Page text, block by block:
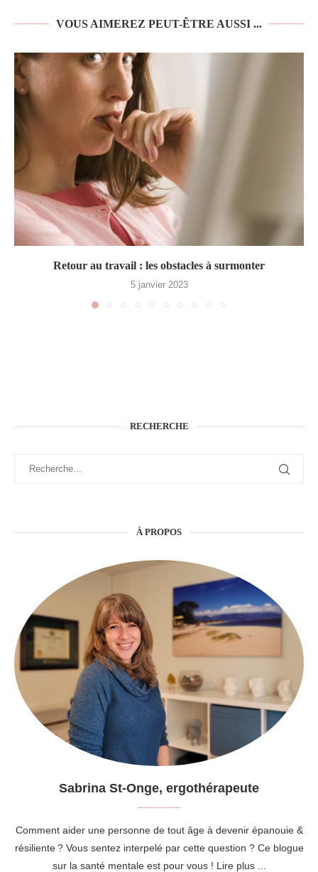
VOUS AIMEREZ PEUT-ÊTRE AUSSI ...
Retour au travail : les obstacles à surmonter
5 janvier 2023
RECHERCHE
À PROPOS
Sabrina St-Onge, ergothérapeute
Comment aider une personne de tout âge à devenir épanouie &
résiliente ? Vous sentez interpelé par cette question ? Ce blogue
sur la santé mentale est pour vous ! Lire plus ...